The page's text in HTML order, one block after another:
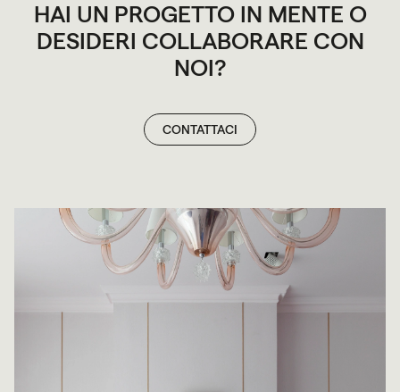
HAI UN PROGETTO IN MENTE O
DESIDERI COLLABORARE CON
NOI?
CONTATTACI